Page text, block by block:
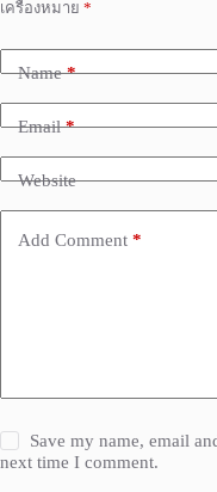
เครื่องหมาย *
Name*
Email*
Website
Add Comment *
Save my name, email
next time I comment.